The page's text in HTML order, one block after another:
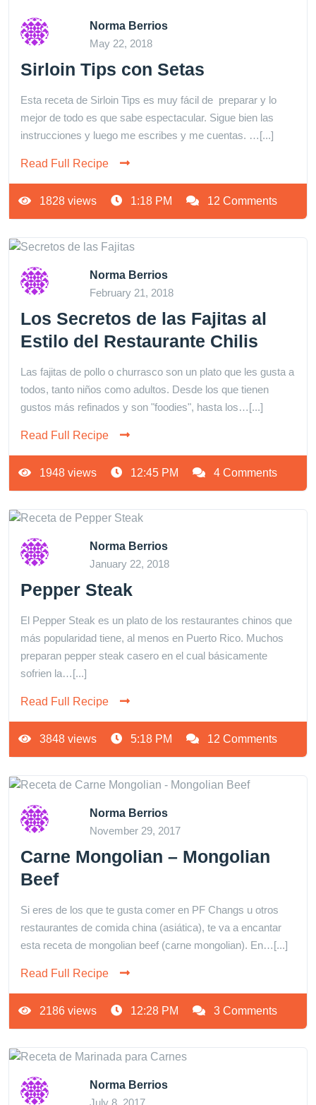
Norma Berrios
May 22, 2018
Sirloin Tips con Setas
Esta receta de Sirloin Tips es muy fácil de preparar y lo
mejor de todo es que sabe espectacular. Sigue bien las
instrucciones y luego me escribes y me cuentas. …[...]
Read Full Recipe
1828 views 1:18 PM 12 Comments
Norma Berrios
February 21, 2018
Los Secretos de las Fajitas al
Estilo del Restaurante Chilis
Las fajitas de pollo o churrasco son un plato que les gusta a
todos, tanto niños como adultos. Desde los que tienen
gustos más refinados y son "foodies", hasta los…[...]
Read Full Recipe
1948 views 12:45 PM 4 Comments
Norma Berrios
January 22, 2018
Pepper Steak
El Pepper Steak es un plato de los restaurantes chinos que
más popularidad tiene, al menos en Puerto Rico. Muchos
preparan pepper steak casero en el cual básicamente
sofrien la…[...]
Read Full Recipe
3848 views 5:18 PM 12 Comments
Norma Berrios
November 29, 2017
Carne Mongolian – Mongolian
Beef
Si eres de los que te gusta comer en PF Changs u otros
restaurantes de comida china (asiática), te va a encantar
esta receta de mongolian beef (carne mongolian). En…[...]
Read Full Recipe
2186 views 12:28 PM 3 Comments
Norma Berrios
July 8, 2017